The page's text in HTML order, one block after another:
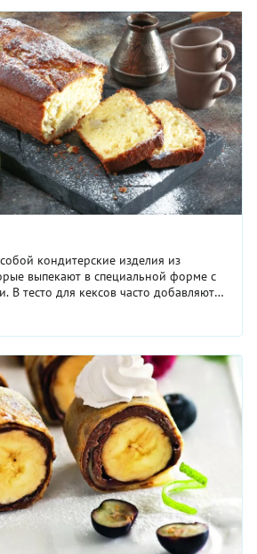
кондитерские изделия из
выпекают в специальной форме с
В тесто для кексов часто добавляют